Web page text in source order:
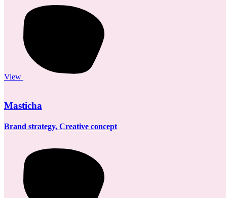
View
Masticha
Brand strategy, Creative concept